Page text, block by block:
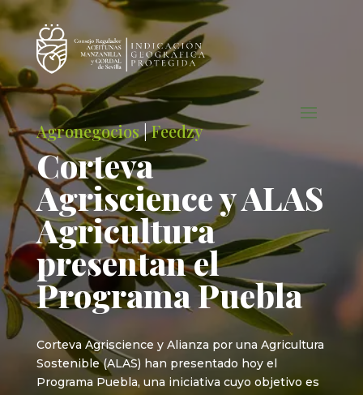
Agronegocios|Feedzy
Corteva
Agriscience y ALAS
Agricultura
presentan el
Programa Puebla
Corteva Agriscience y Alianza por una Agricultura
Sostenible (ALAS) han presentado hoy el
Programa Puebla, una iniciativa cuyo objetivo es